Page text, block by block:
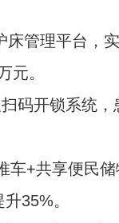
管理平台
元。
码开锁系统
车+共享便民
35%。